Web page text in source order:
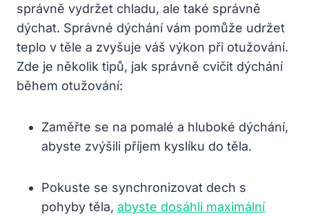
správně vydržet chladu, ale také správně
dýchat. Správné dýchání vám pomůže udržet
teplo v těle a zvyšuje váš výkon při otužování.
Zde je několik tipů, jak správně cvičit dýchání
během otužování:
Zaměřte se na pomalé a hluboké dýchání,
abyste zvýšili příjem kyslíku do těla.
Pokuste se synchronizovat dech s
pohyby těla, abyste dosáhli maximální